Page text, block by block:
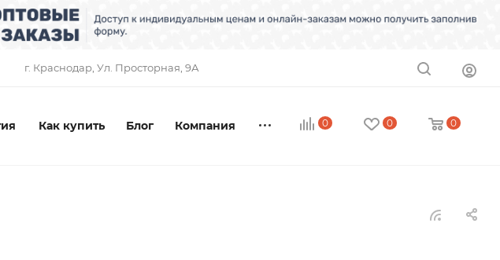
г. Краснодар, ​Ул. Просторная, 9А
0 0 0
Как купить Блог Компания